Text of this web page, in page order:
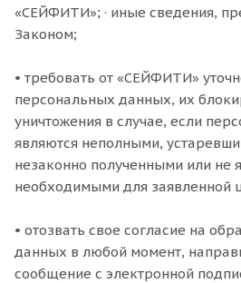
«СЕЙФИТИ»; · иные сведения,
Законом;
• требовать от «СЕЙФИТИ»
персональных данных, их
уничтожения в случае, если
являются неполными,
незаконно полученными или не
необходимыми для заявленной
• отозвать свое согласие на
данных в любой момент,
сообщение с электронной